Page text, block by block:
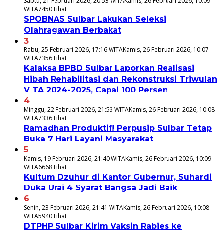
WITA7450 Lihat
SPOBNAS Sulbar Lakukan Seleksi
Olahragawan Berbakat
3
Rabu, 25 Februari 2026, 17:16 WITAKamis, 26 Februari 2026, 10:07
WITA7356 Lihat
Kalaksa BPBD Sulbar Laporkan Realisasi
Hibah Rehabilitasi dan Rekonstruksi Triwulan
V TA 2024-2025, Capai 100 Persen
4
Minggu, 22 Februari 2026, 21:53 WITAKamis, 26 Februari 2026, 10:08
WITA7336 Lihat
Ramadhan Produktif! Perpusip Sulbar Tetap
Buka 7 Hari Layani Masyarakat
5
Kamis, 19 Februari 2026, 21:40 WITAKamis, 26 Februari 2026, 10:09
WITA6668 Lihat
Kultum Dzuhur di Kantor Gubernur, Suhardi
Duka Urai 4 Syarat Bangsa Jadi Baik
6
Senin, 23 Februari 2026, 21:41 WITAKamis, 26 Februari 2026, 10:08
WITA5940 Lihat
DTPHP Sulbar Kirim Vaksin Rabies ke